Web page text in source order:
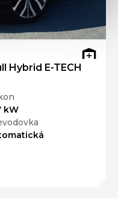
Hybrid E-TECH
kW